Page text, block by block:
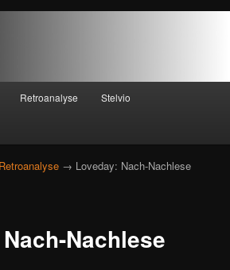
Retroanalyse Stelvio
→ Loveday: Nach-Nachlese
Nachlese